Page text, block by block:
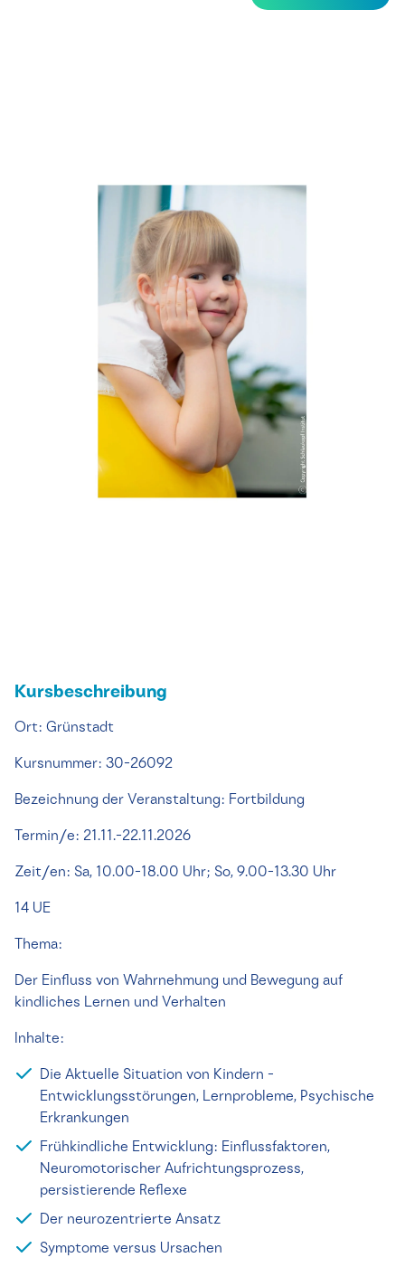
Kursbeschreibung
Ort: Grünstadt
Kursnummer: 30-26092
Bezeichnung der Veranstaltung: Fortbildung
Termin/e: 21.11.-22.11.2026
Zeit/en: Sa, 10.00-18.00 Uhr; So, 9.00-13.30 Uhr
14 UE
Thema:
Der Einfluss von Wahrnehmung und Bewegung auf
kindliches Lernen und Verhalten
Inhalte:
Die Aktuelle Situation von Kindern -
Entwicklungsstörungen, Lernprobleme, Psychische
Erkrankungen
Frühkindliche Entwicklung: Einflussfaktoren,
Neuromotorischer Aufrichtungsprozess,
persistierende Reflexe
Der neurozentrierte Ansatz
Symptome versus Ursachen